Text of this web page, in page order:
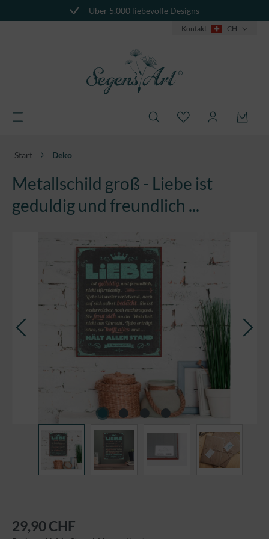
Über 5.000 liebevolle Designs
Kontakt CH
Start Deko
Metallschild groß - Liebe ist
geduldig und freundlich ...
Bildergalerie überspringen
29,90 CHF